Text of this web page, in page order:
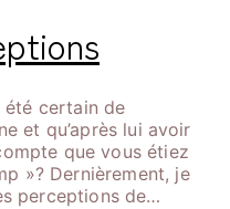
été certain de
et qu’après lui avoir
que vous étiez
»? Dernièrement, je
perceptions de…